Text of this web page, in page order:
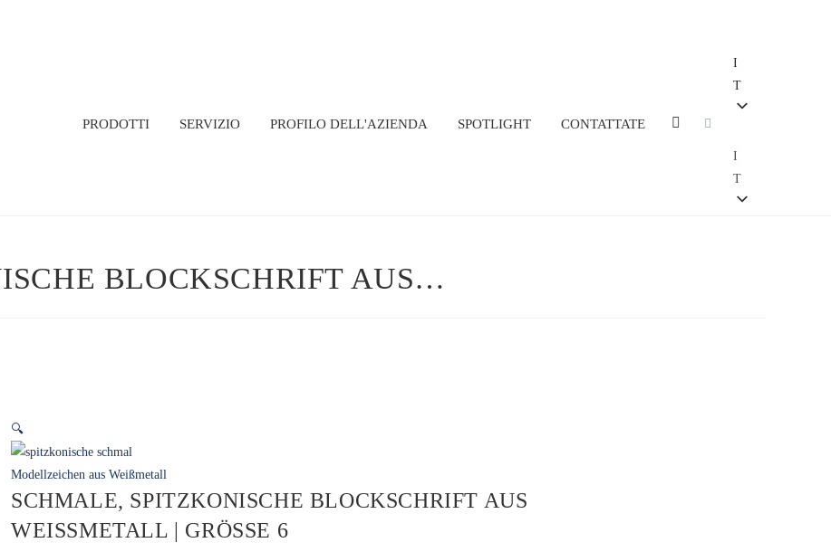
PRODOTTI SERVIZIO PROFILO DELL'AZIENDA SPOTLIGHT CONTATTATE
I
T
I
T
BLOCKSCHRIFT AUS…
🔍
SCHMALE, SPITZKONISCHE BLOCKSCHRIFT AUS
WEISSMETALL | GRÖSSE 6